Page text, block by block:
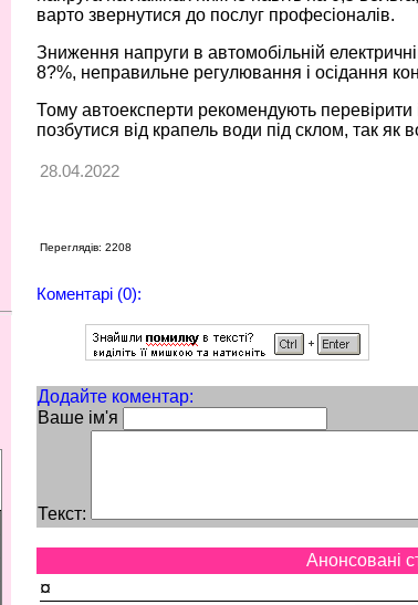
варто звернутися до послуг професіоналів.
Зниження напруги в автомобільній
8?%, неправильне регулювання і осідання
Тому автоексперти рекомендують перевірити
позбутися від крапель води під склом, так
28.04.2022
Переглядів: 2208
Коментарі (0):
Додайте коментар:
Ваше ім'я
Текст:
Анонсовані
¤